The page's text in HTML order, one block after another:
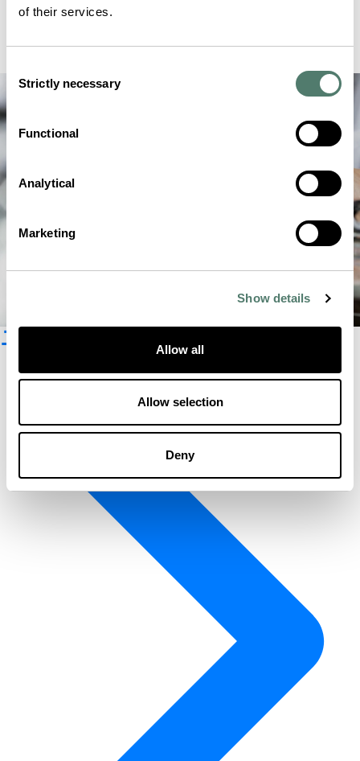
of their services.
Selection
Strictly necessary
Functional
Analytical
Marketing
Show details
Allow all
Allow selection
Deny
ニュースレター登録